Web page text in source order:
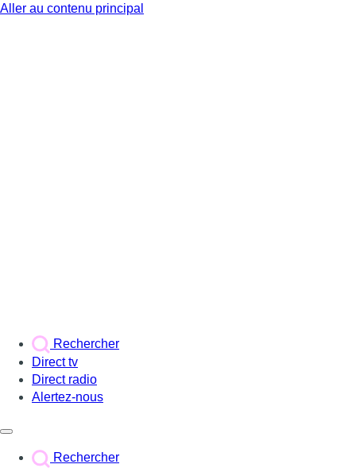
Aller au contenu principal
Rechercher
Direct tv
Direct radio
Alertez-nous
Rechercher